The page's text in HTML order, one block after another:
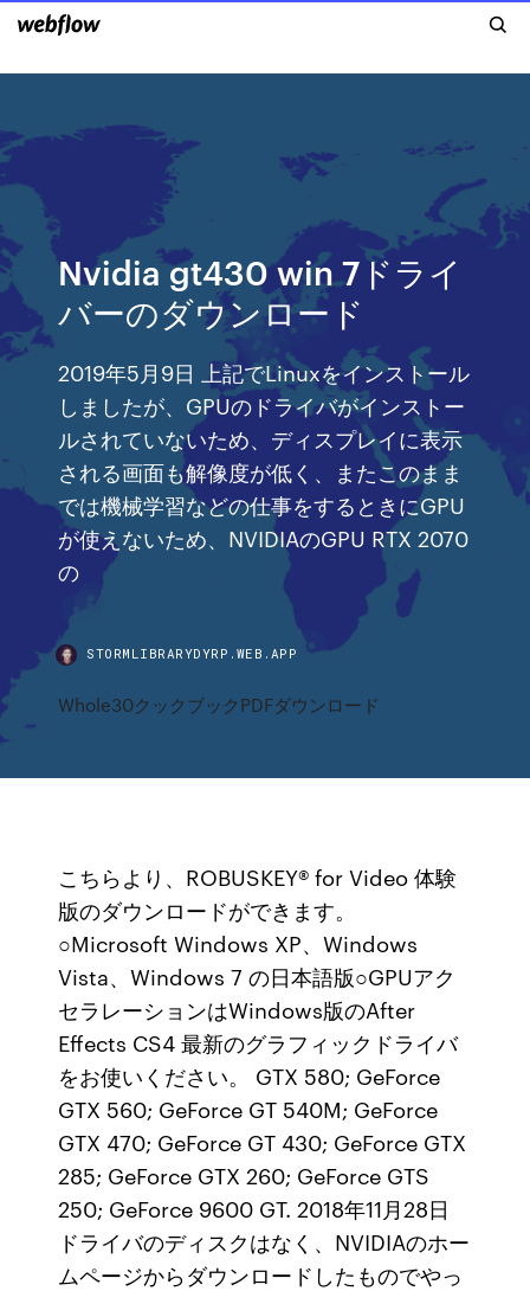
Nvidia gt430 win 7ドライ
バーのダウンロード
2019年5月9日 上記でLinuxをインストール
しましたが、GPUのドライバがインストー
ルされていないため、ディスプレイに表示
される画面も解像度が低く、またこのまま
では機械学習などの仕事をするときにGPU
が使えないため、NVIDIAのGPU RTX 2070
の
STORMLIBRARYDYRP.WEB.APP
Whole30クックブックPDFダウンロード
こちらより、ROBUSKEY® for Video 体験
版のダウンロードができます。
○Microsoft Windows XP、Windows
Vista、Windows 7 の日本語版○GPUアク
セラレーションはWindows版のAfter
Effects CS4 最新のグラフィックドライバ
をお使いください。 GTX 580; GeForce
GTX 560; GeForce GT 540M; GeForce
GTX 470; GeForce GT 430; GeForce GTX
285; GeForce GTX 260; GeForce GTS
250; GeForce 9600 GT. 2018年11月28日
ドライバのディスクはなく、NVIDIAのホー
ムページからダウンロードしたものでやっ